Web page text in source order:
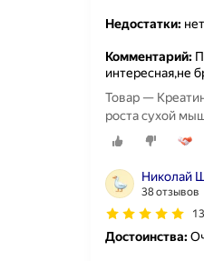
Недостатки:
Комментарий:
интересная,не
Товар —
роста сухой
Николай
38 отзывов
Достоинства: